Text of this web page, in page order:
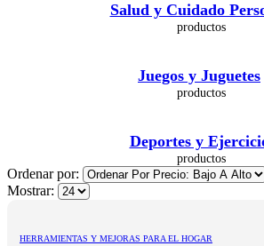
Salud y Cuidado
Juegos y Juguetes
Deportes y
Ordenar por:
Mostrar:
HERRAMIENTAS Y MEJORAS PARA EL HOGAR